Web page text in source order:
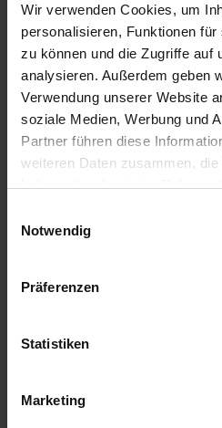
Wir verwenden Cookies, um
personalisieren, Funktionen
zu können und die Zugriffe auf
analysieren. Außerdem geben
Verwendung unserer Website
soziale Medien, Werbung und
Partner führen diese
weiteren Daten zusammen,
haben oder die sie im Rahmen
Cookies, wenn Sie unsere
Notwendig
Präferenzen
Statistiken
Marketing
Ready to ship today, Delivery
Germany
Add
Remember Comment
part no.: 3311096
Paper gasket for the final drive
Evaluations